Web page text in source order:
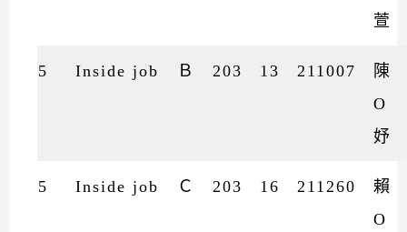
萱
5 Inside job Ｂ 203 13 211007
陳
O
妤
5 Inside job Ｃ 203 16 211260
賴
O